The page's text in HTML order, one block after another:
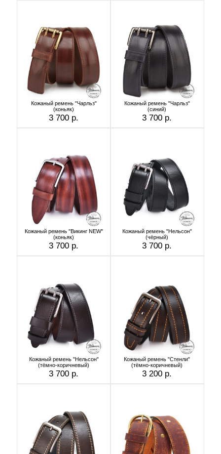
Кожаный ремень "Чарльз"
(коньяк)
3 700 р.
Кожаный ремень "Чарльз"
(синий)
3 700 р.
Кожаный ремень "Викинг NEW"
(коньяк)
3 700 р.
Кожаный ремень "Нельсон"
(чёрный)
3 700 р.
Кожаный ремень "Нельсон"
(тёмно-коричневый)
3 700 р.
Кожаный ремень "Стенли"
(тёмно-коричневый)
3 200 р.